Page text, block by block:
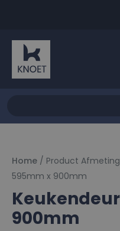
Home / Product
595mm x 900mm
900mm